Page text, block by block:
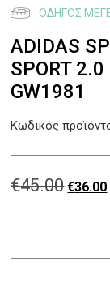
ADIDAS
SPORT
GW1981
€45.00 €36.00Η
ΟΔΗΓΌΣ
Κωδικός